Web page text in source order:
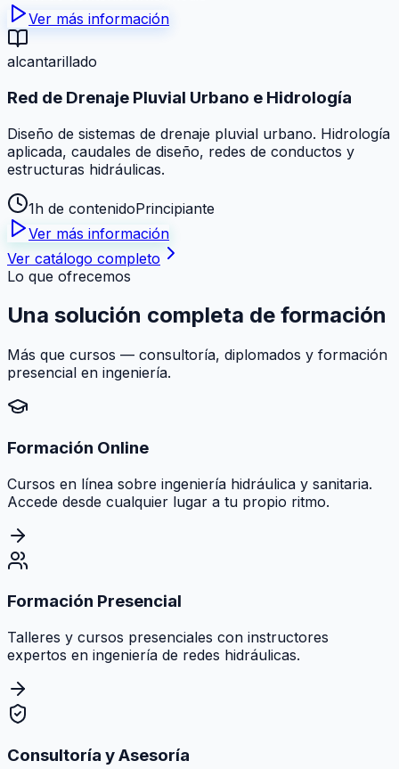
Ver más información
alcantarillado
Red de Drenaje Pluvial Urbano e Hidrología
Diseño de sistemas de drenaje pluvial urbano. Hidrología
aplicada, caudales de diseño, redes de conductos y
estructuras hidráulicas.
1h de contenidoPrincipiante
Ver más información
Ver catálogo completo
Lo que ofrecemos
Una solución completa de formación
Más que cursos — consultoría, diplomados y formación
presencial en ingeniería.
Formación Online
Cursos en línea sobre ingeniería hidráulica y sanitaria.
Accede desde cualquier lugar a tu propio ritmo.
Formación Presencial
Talleres y cursos presenciales con instructores
expertos en ingeniería de redes hidráulicas.
Consultoría y Asesoría